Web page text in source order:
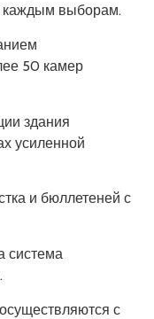
каждым выборам.
50 камер
здания
усиленной
и бюллетеней с
система
с